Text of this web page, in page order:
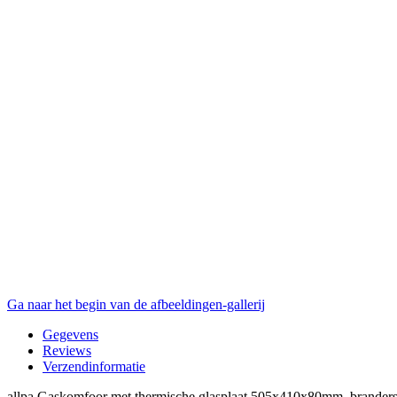
Ga naar het begin van de afbeeldingen-gallerij
Gegevens
Reviews
Verzendinformatie